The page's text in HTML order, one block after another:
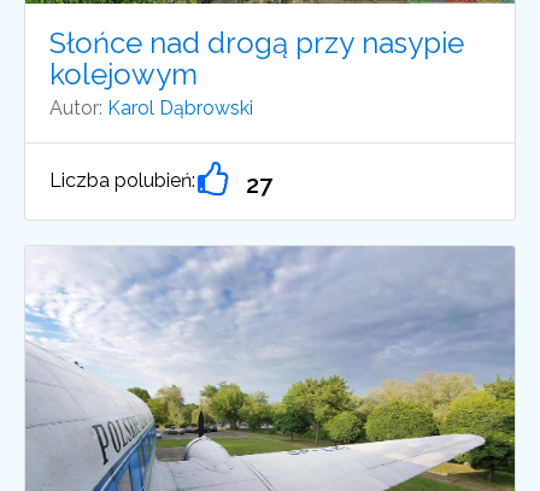
Słońce nad drogą przy nasypie
kolejowym
Autor: Karol Dąbrowski
Liczba polubień: 27